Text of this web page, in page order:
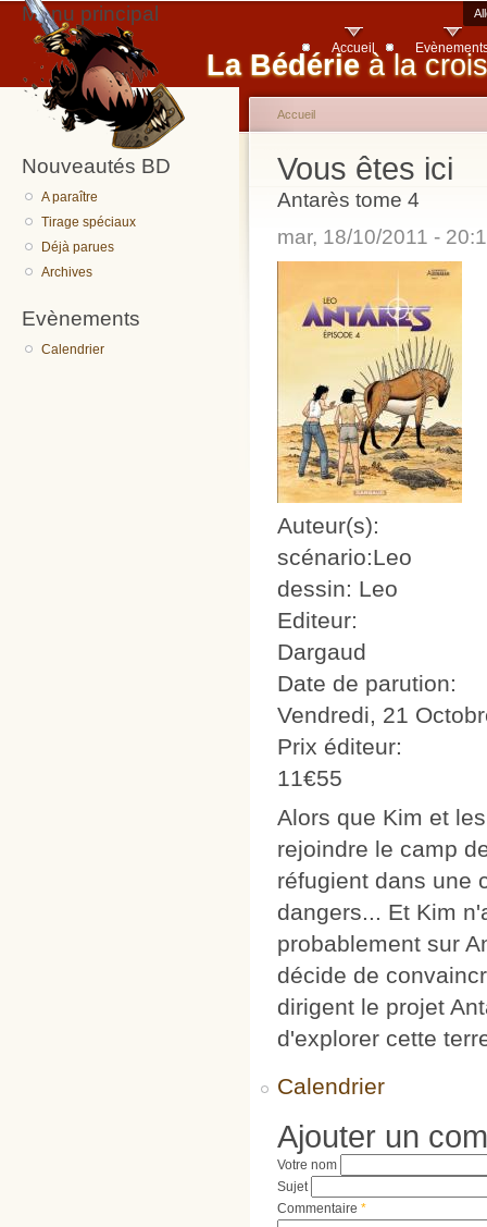
La Bédérie à la
Menu principal
Accueil
Nouveautés BD
A paraître
Tirage spéciaux
Déjà parues
Archives
Evènements
Calendrier
Vous êtes ici
Accueil
Antarès tome 4
mar, 18/10/2011 -
Auteur(s):
scénario:Leo
dessin: Leo
Editeur:
Dargaud
Date de parution:
Vendredi, 21
Prix éditeur:
11€55
Alors que Kim et
rejoindre le camp
réfugient dans une
dangers... Et Kim
probablement sur
décide de
dirigent le projet
d'explorer cette
Calendrier
Ajouter un
Votre nom
Sujet
Commentaire *